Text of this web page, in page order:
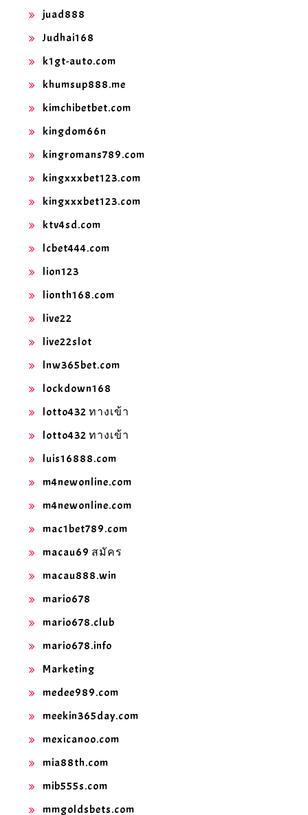
juad888
Judhai168
k1gt-auto.com
khumsup888.me
kimchibetbet.com
kingdom66n
kingromans789.com
kingxxxbet123.com
kingxxxbet123.com
ktv4sd.com
lcbet444.com
lion123
lionth168.com
live22
live22slot
lnw365bet.com
lockdown168
lotto432 ทางเข้า
lotto432 ทางเข้า
luis16888.com
m4newonline.com
m4newonline.com
mac1bet789.com
macau69 สมัคร
macau888.win
mario678
mario678.club
mario678.info
Marketing
medee989.com
meekin365day.com
mexicanoo.com
mia88th.com
mib555s.com
mmgoldsbets.com